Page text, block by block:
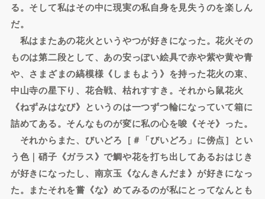
る。そして私はその中に現実の私自身を見失うのを楽しん
だ。
私はまたあの花火というやつが好きになった。花火その
ものは第二段として、あの安っぽい絵具で赤や紫や黄や青
や、さまざまの縞模様《しまもよう》を持った花火の束、
中山寺の星下り、花合戦、枯れすすき。それから鼠花火
《ねずみはなび》というのは一つずつ輪になっていて箱に
詰めてある。そんなものが変に私の心を唆《そそ》った。
それからまた、びいどろ［＃「びいどろ」に傍点］とい
う色｜硝子《ガラス》で鯛や花を打ち出してあるおはじき
が好きになったし、南京玉《なんきんだま》が好きになっ
た。またそれを嘗《な》めてみるのが私にとってなんとも